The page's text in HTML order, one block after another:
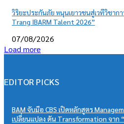
วิริยะประกันภัย หนุนเยาวชนสู่เวทีวิชา
Trang IBARM Talent 2026”
07/08/2026
Load more
EDITOR PICKS
BAM จับมือ CBS เปิดหลักสูตร
เปลี่ยนแปลง ดัน Transformation จาก